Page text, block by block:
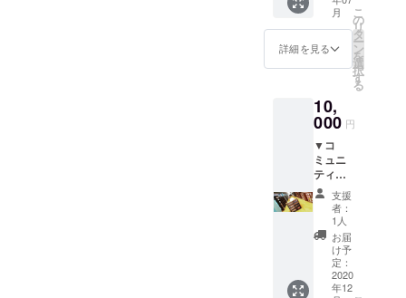
方に捧
ぐ・・
ぶん）
世界で
茨城弁
かるた
メ
ジャー
どころ
からマ
ニアッ
クな言
い回し
まで、
あえて
エリア
を限定
せず、
cm ／
黒：２
５cm）
▼お礼
ダル 足
の裏の
刺激し
てく
れ、気
づかい
ないう
ちに健
康に
なって
しまう
サンダ
（よっ
こら
しょっ
北茨城
www.yo
kkoras
yot-
food.co
m/hom
e-1 ※
利用日
時はメ
イズム
ランド
の営業
日（不
定休）
営業時
お一人
につき
500gま
でお持
ち帰り
す。
http://w
ww.kitai
barakis
hi-
kankok
yokai.gr
.jp/page
/page00
0508.ht
ml ●
夕食
（よっ
こら
月
詳細を見る
こ
の
リ
タ
ー
ン
を
選
択
す
る
10,
000 円
▼コ
ミュニ
ティス
ペース1
年間利
用チ
ケット
※1ド
リンク
付き
※漫画1
支援
者：
1人
お届
け予
定：
2020
年12